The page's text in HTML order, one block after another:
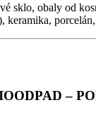
sklo, obaly od
keramika,
–